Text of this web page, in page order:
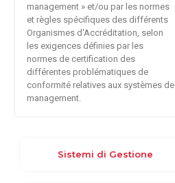
management » et/ou par les normes
et règles spécifiques des différents
Organismes d'Accréditation, selon
les exigences définies par les
normes de certification des
différentes problématiques de
conformité relatives aux systèmes de
management.
Sistemi di Gestione